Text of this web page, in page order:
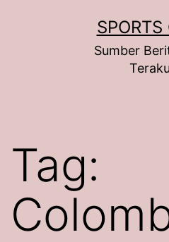
Sumber
Tag: